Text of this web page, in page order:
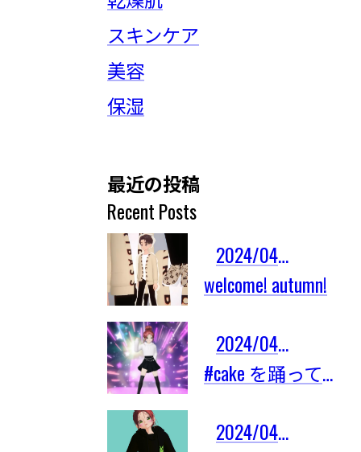
スキンケア
美容
保湿
最近の投稿
Recent Posts
2024/04/03
welcome! autumn!
2024/04/03
#cake を踊ってみたよ！
2024/04/03